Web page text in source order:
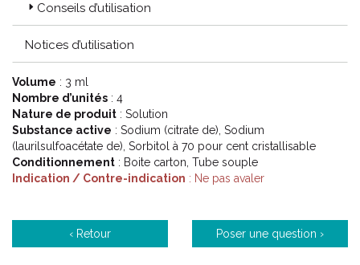
Conseils d’utilisation
Notices d’utilisation
Volume : 3 ml
Nombre d’unités : 4
Nature de produit : Solution
Substance active : Sodium (citrate de), Sodium
(laurilsulfoacétate de), Sorbitol à 70 pour cent cristallisable
Conditionnement : Boite carton, Tube souple
Indication / Contre-indication : Ne pas avaler
‹ Retour Poser une question ›